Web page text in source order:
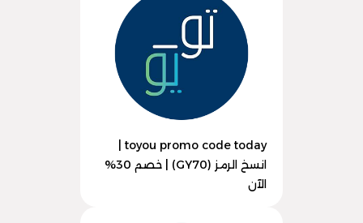
انسخ الرمز (GY70) | خصم 30%
الآن